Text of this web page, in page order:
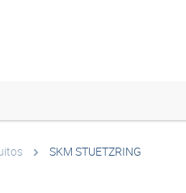
SKM STUETZRING